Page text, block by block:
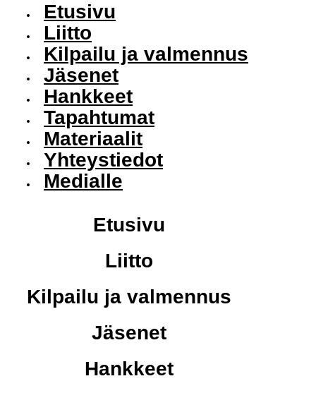
Etusivu
Liitto
Kilpailu ja valmennus
Jäsenet
Hankkeet
Tapahtumat
Materiaalit
Yhteystiedot
Medialle
Etusivu
Liitto
Kilpailu ja valmennus
Jäsenet
Hankkeet